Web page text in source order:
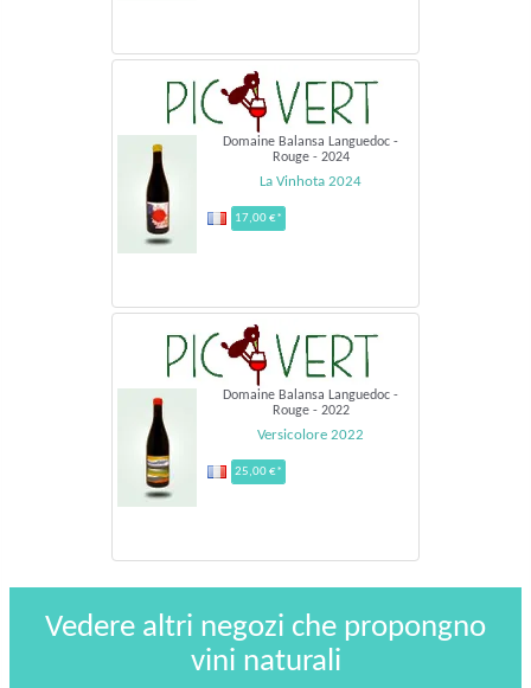
Domaine Balansa Languedoc -
Rouge - 2024
La Vinhota 2024
17,00 €*
Domaine Balansa Languedoc -
Rouge - 2022
Versicolore 2022
25,00 €*
Vedere altri negozi che propongno
vini naturali